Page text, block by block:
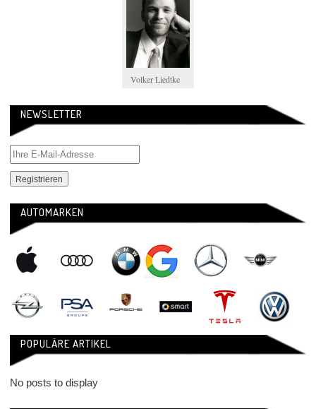
Volker Liedtke
NEWSLETTER
AUTOMARKEN
POPULÄRE ARTIKEL
No posts to display